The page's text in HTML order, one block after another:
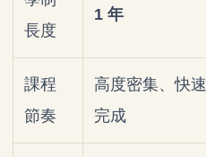
長度
1 年
課程
節奏
高度密集、快速
完成